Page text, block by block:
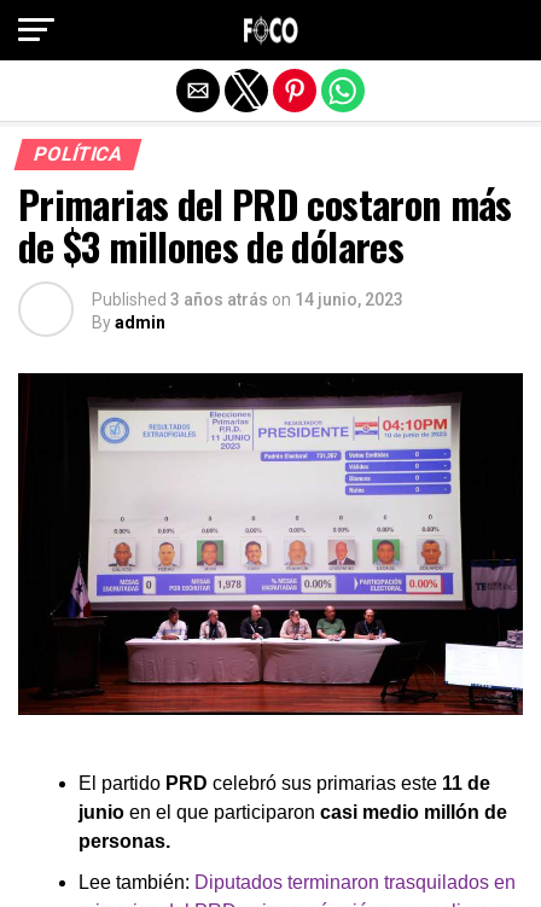
POLÍTICA
Primarias del PRD costaron más
de $3 millones de dólares
Published 3 años atrás on 14 junio, 2023
Byadmin
El partido PRD celebró sus primarias este 11 de
junio en el que participaron casi medio millón de
personas.
Lee también: Diputados terminaron trasquilados en
Salir de la versión móvil